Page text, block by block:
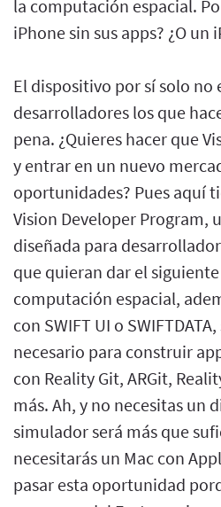
la computación espacial.
iPhone sin sus apps? ¿O un
El dispositivo por sí solo no
desarrolladores los que
pena. ¿Quieres hacer que
y entrar en un nuevo
oportunidades? Pues aquí
Vision Developer Program,
diseñada para
que quieran dar el
computación espacial,
con SWIFT UI o
necesario para construir
con Reality Git, ARGit,
más. Ah, y no necesitas un
simulador será más que
necesitarás un Mac con
pasar esta oportunidad